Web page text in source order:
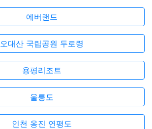
에버랜드
오대산 국립공원 두로령
용평리조트
울릉도
인천 옹진 연평도